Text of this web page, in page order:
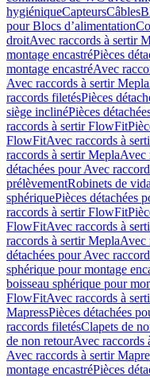
hygiéniqueCapteursCâbles
pour Blocs d’alimentation
droitAvec raccords à sertir
montage encastréPièces
montage encastréAvec
Avec raccords à sertir Mepla
raccords filetésPièces
siège inclinéPièces
raccords à sertir FlowFit
FlowFitAvec raccords à
raccords à sertir MeplaAvec
détachées pour Avec
prélèvementRobinets de
sphériquePièces détachées
raccords à sertir FlowFit
FlowFitAvec raccords à
raccords à sertir MeplaAvec
détachées pour Avec
sphérique pour montage
boisseau sphérique pour
FlowFitAvec raccords à
MapressPièces détachées
raccords filetésClapets de
de non retourAvec raccords
Avec raccords à sertir
montage encastréPièces